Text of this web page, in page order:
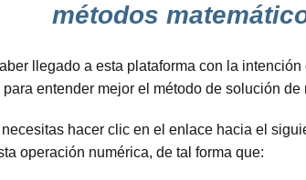
métodos
llegado a esta plataforma con la
entender mejor el método de solución de
hacer clic en el enlace hacia el
operación numérica, de tal forma que: